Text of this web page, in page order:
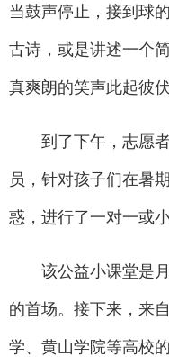
当鼓声停止，接到球
古诗，或是讲述一个
真爽朗的笑声此起彼伏
到了下午，志愿者
员，针对孩子们在暑
惑，进行了一对一或
该公益小课堂是月
的首场。接下来，来
学、黄山学院等高校